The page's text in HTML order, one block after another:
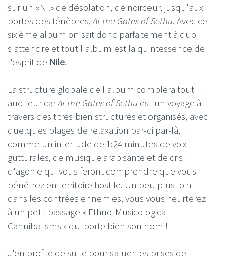
sur un «Nil» de désolation, de noirceur, jusqu'aux
portes des ténèbres,At the Gates of Sethu. Avec ce
sixième album on sait donc parfaitement à quoi
s'attendre et tout l'album est la quintessence de
l'esprit de Nile.
La structure globale de l'album comblera tout
auditeur carAt the Gates of Sethu est un voyage à
travers des titres bien structurés et organisés, avec
quelques plages de relaxation par-ci par-là,
comme un interlude de 1:24 minutes de voix
gutturales, de musique arabisante et de cris
d'agonie qui vous feront comprendre que vous
pénétrez en territoire hostile. Un peu plus loin
dans les contrées ennemies, vous vous heurterez
à un petit passage « Ethno-Musicological
Cannibalisms » qui porte bien son nom !
J'en profite de suite pour saluer les prises de